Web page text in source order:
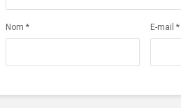
Nom * E-mail *